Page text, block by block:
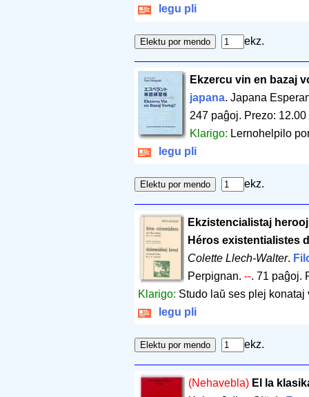
legu pli
ekz.
Ekzercu vin en bazaj
japana. Japana
247 paĝoj. Prezo: 12.00
Klarigo: Lernohelpilo
legu pli
ekz.
Ekzistencialistaj
Héros existentialistes
Colette Llech-Walter.
Perpignan.--.71 paĝoj.
Klarigo: Studo laŭ ses plej
legu pli
ekz.
(Nehavebla) El la